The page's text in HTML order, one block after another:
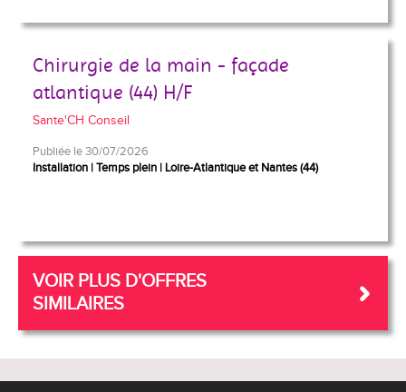
Chirurgie de la main - façade
atlantique (44) H/F
Sante'CH Conseil
Publiée le 30/07/2026
Installation Temps plein Loire-Atlantique et Nantes (44)
VOIR PLUS D'OFFRES
SIMILAIRES